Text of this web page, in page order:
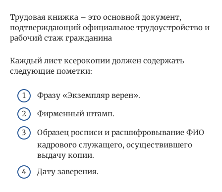
Трудовая книжка – это основной документ,
подтверждающий официальное трудоустройство и
рабочий стаж гражданина
Каждый лист ксерокопии должен содержать
следующие пометки:
Фразу «Экземпляр верен».
Фирменный штамп.
Образец росписи и расшифровывание ФИО
кадрового служащего, осуществившего
выдачу копии.
Дату заверения.